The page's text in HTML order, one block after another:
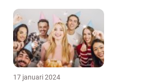
17 januari 2024